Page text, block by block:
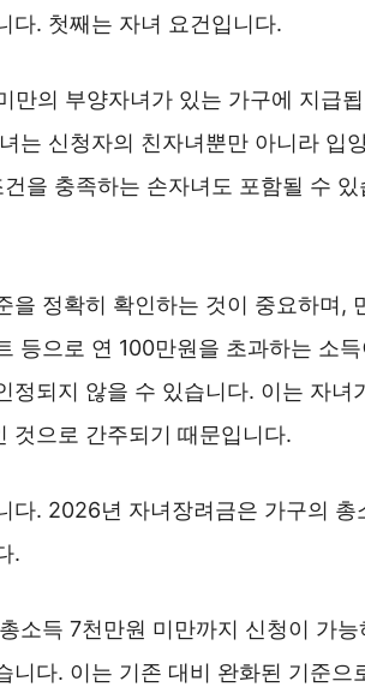
다. 첫째는 자녀 요건입니다.
만의 부양자녀가 있는 가구에 지급됩
는 신청자의 친자녀뿐만 아니라 입
을 충족하는 손자녀도 포함될 수 있
을 정확히 확인하는 것이 중요하며,
등으로 연 100만원을 초과하는 소
정되지 않을 수 있습니다. 이는 자녀
것으로 간주되기 때문입니다.
다. 2026년 자녀장려금은 가구의 총
.
소득 7천만원 미만까지 신청이 가능
니다. 이는 기존 대비 완화된 기준으